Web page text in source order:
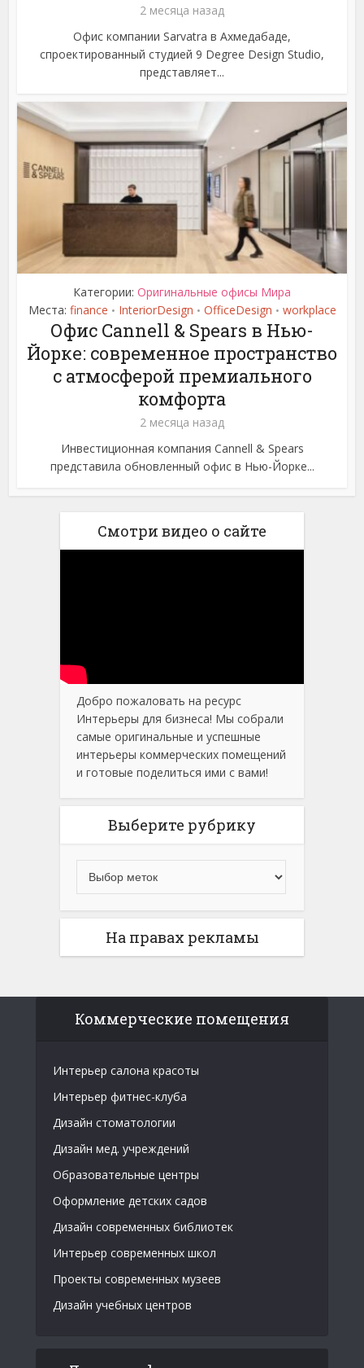
2 месяца назад
Офис компании Sarvatra в Ахмедабаде,
спроектированный студией 9 Degree Design Studio,
представляет...
Категории: Оригинальные офисы Мира
Места: finance • InteriorDesign • OfficeDesign • workplace
Офис Cannell & Spears в Нью-
Йорке: современное пространство
с атмосферой премиального
комфорта
2 месяца назад
Инвестиционная компания Cannell & Spears
представила обновленный офис в Нью-Йорке...
Смотри видео о сайте
Добро пожаловать на ресурс
Интерьеры для бизнеса! Мы собрали
самые оригинальные и успешные
интерьеры коммерческих помещений
и готовые поделиться ими с вами!
Выберите рубрику
На правах рекламы
Коммерческие помещения
Интерьер салона красоты
Интерьер фитнес-клуба
Дизайн стоматологии
Дизайн мед. учреждений
Образовательные центры
Оформление детских садов
Дизайн современных библиотек
Интерьер современных школ
Проекты современных музеев
Дизайн учебных центров